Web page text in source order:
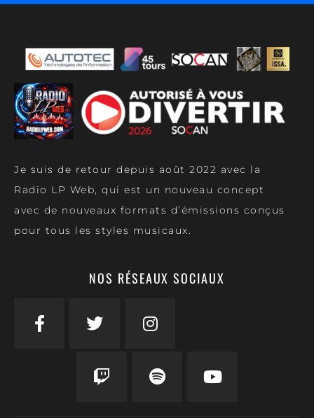
Je suis de retour depuis août 2022 avec la
Radio LP Web, qui est un nouveau concept
avec de nouveaux formats d’émissions conçus
pour tous les styles musicaux.
NOS RÉSEAUX SOCIAUX